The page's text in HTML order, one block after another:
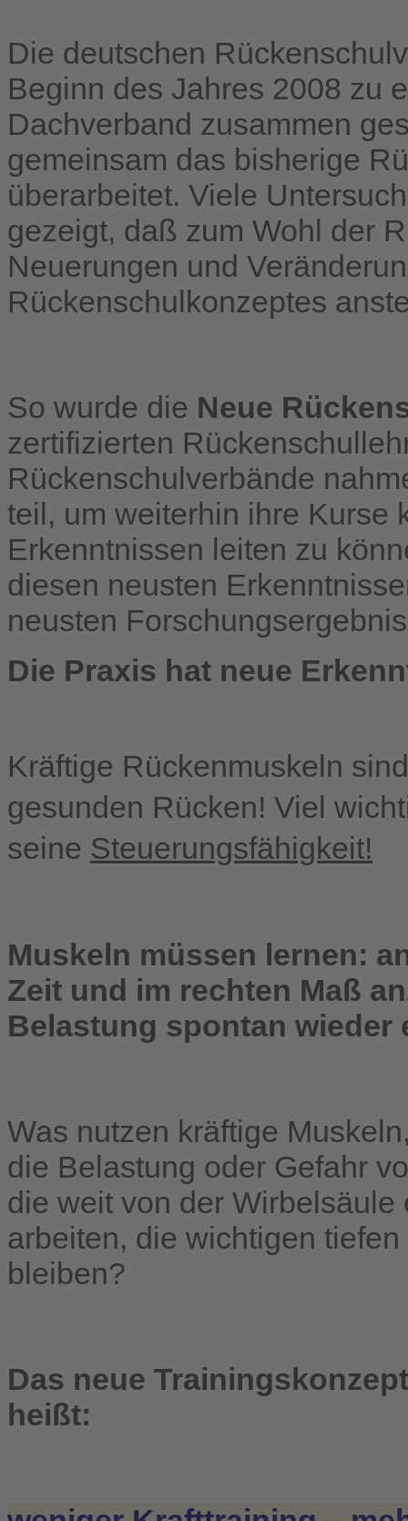
Die deutschen
Beginn des Jahres 2008 zu
Dachverband zusammen
gemeinsam das bisherige
überarbeitet. Viele
gezeigt, daß zum Wohl der
Neuerungen und
Rückenschulkonzeptes
So wurde die Neue
zertifizierten
Rückenschulverbände
teil, um weiterhin ihre Kurse
Erkenntnissen leiten zu
diesen neusten
neusten
Die Praxis hat neue
Kräftige Rückenmuskeln
gesunden Rücken! Viel
seine Steuerungsfähigkeit!
Muskeln müssen lernen:
Zeit und im rechten Maß
Belastung spontan wieder
Was nutzen kräftige
die Belastung oder Gefahr
die weit von der
arbeiten, die wichtigen
bleiben?
Das neue
heißt: